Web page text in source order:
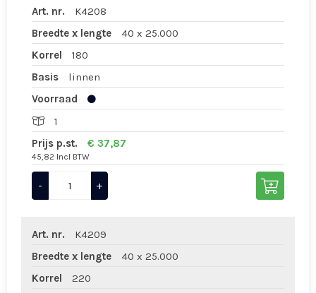
Art. nr.
K4208
Breedte x lengte
40 x 25.000
Korrel
180
Basis
linnen
Voorraad
1
Prijs p.st.
€ 37,87
45,82 Incl BTW
- +
Art. nr.
K4209
Breedte x lengte
40 x 25.000
Korrel
220